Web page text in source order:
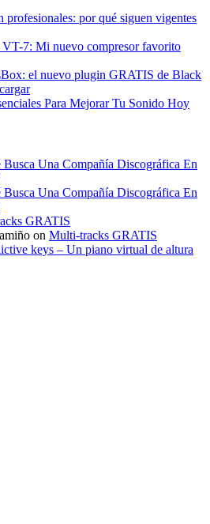
profesionales: por qué siguen vigentes
7: Mi nuevo compresor favorito
el nuevo plugin GRATIS de Black
Para Mejorar Tu Sonido Hoy
Busca Una Compañía Discográfica En
Busca Una Compañía Discográfica En
GRATIS
on Multi-tracks GRATIS
keys – Un piano virtual de altura